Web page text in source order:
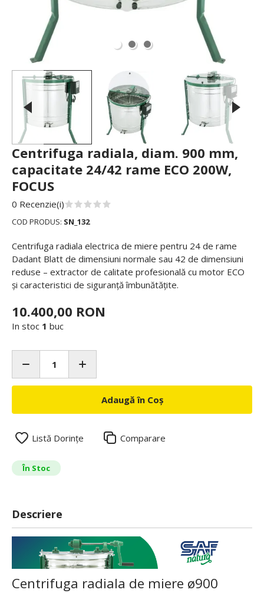
Centrifuga radiala, diam. 900 mm,
capacitate 24/42 rame ECO 200W,
FOCUS
0 Recenzie(i)
COD PRODUS: SN_132
Centrifuga radiala electrica de miere pentru 24 de rame
Dadant Blatt de dimensiuni normale sau 42 de dimensiuni
reduse – extractor de calitate profesională cu motor ECO
și caracteristici de siguranță îmbunătățite.
10.400,00 RON
In stoc 1 buc
Adaugă în Coș
Listă Dorințe Comparare
În Stoc
Descriere
Centrifuga radiala de miere ø900